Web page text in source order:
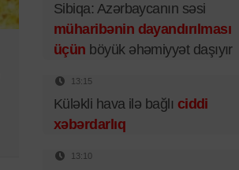
Sibiqa: Azərbaycanın səsi
müharibənin dayandırılması
üçün böyük əhəmiyyət daşıyır
13:15
Küləkli hava ilə bağlı ciddi
xəbərdarlıq
13:10